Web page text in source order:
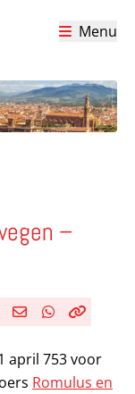
Menu
–
april 753 voor
Romulus en